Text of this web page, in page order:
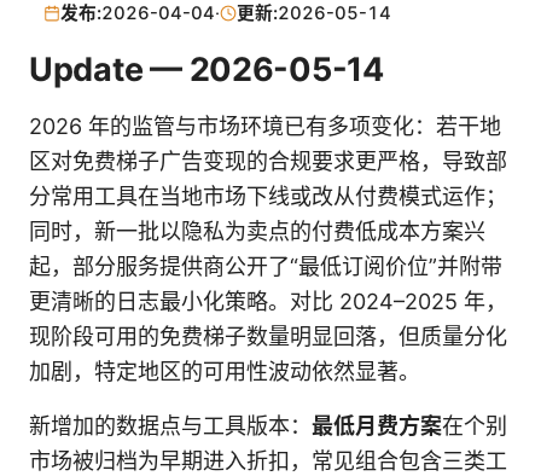
发布:2026-04-04· 更新:2026-05-14
Update — 2026-05-14
2026 年的监管与市场环境已有多项变化：若干地
区对免费梯子广告变现的合规要求更严格，导致部
分常用工具在当地市场下线或改从付费模式运作；
同时，新一批以隐私为卖点的付费低成本方案兴
起，部分服务提供商公开了“最低订阅价位”并附带
更清晰的日志最小化策略。对比 2024–2025 年，
现阶段可用的免费梯子数量明显回落，但质量分化
加剧，特定地区的可用性波动依然显著。
新增加的数据点与工具版本： 最低月费方案在个别
市场被归档为早期进入折扣，常见组合包含三类工